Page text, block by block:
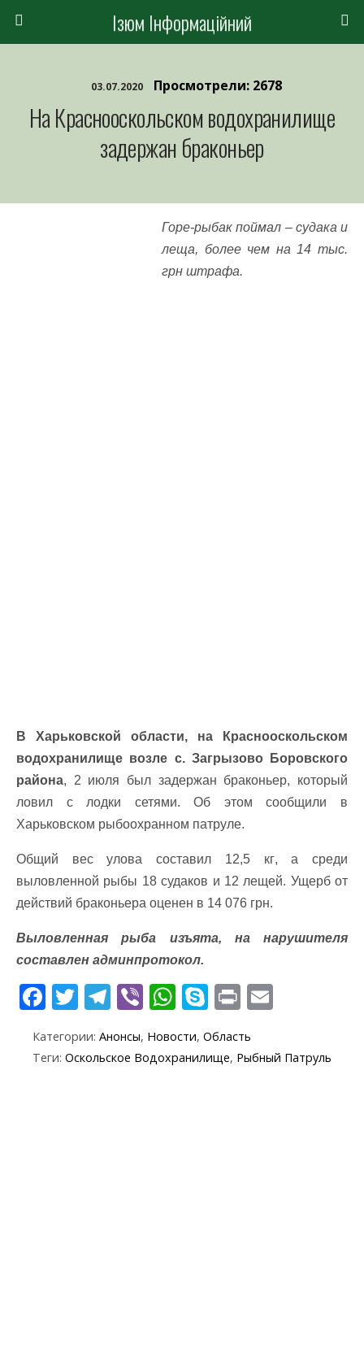
Ізюм Інформаційний
03.07.2020 Просмотрели: 2678
На Краснооскольском водохранилище
задержан браконьер
Горе-рыбак поймал – судака и
леща, более чем на 14 тыс.
грн штрафа.
В Харьковской области, на Краснооскольском
водохранилище возле с. Загрызово Боровского
района, 2 июля был задержан браконьер, который
ловил с лодки сетями. Об этом сообщили в
Харьковском рыбоохранном патруле.
Общий вес улова составил 12,5 кг, а среди
выловленной рыбы 18 судаков и 12 лещей. Ущерб от
действий браконьера оценен в 14 076 грн.
Выловленная рыба изъята, на нарушителя
составлен админпротокол.
F
e
T
itt
T
e
Vi
er
W
at
S
k
y
p
Pr
t ai
Категории: Анонсы, Новости, Область
Теги: Оскольское Водохранилище, Рыбный Патруль